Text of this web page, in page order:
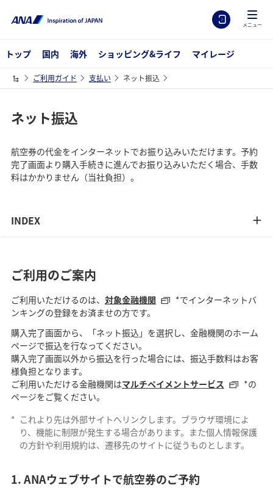
メニュー
トップ 国内 海外 ショッピング&ライフ マイレージ
ご利用ガイド 支払い ネット振込
ネット振込
航空券の代金をインターネットでお振り込みいただけます。予約
完了画面より購入手続きに進んでお振り込みいただく場合、手数
料はかかりません（当社負担）。
INDEX
ご利用のご案内
ご利用いただけるのは、 対象金融機関
*でインターネットバ
ンキングの登録をお済ませの方です。
購入完了画面から、「ネット振込」を選択し、金融機関のホーム
ページで振込を行なってください。
購入完了画面以外から振込を行った場合には、振込手数料はお客
様負担となります。
ご利用いただける金融機関はマルチペイメントサービス
*の
ページをご覧ください。
* これより先は外部サイトへリンクします。ブラウザ環境によ
り、機能に制限が発生する場合があります。また個人情報保護
の方針や利用規約は、遷移先のサイトに従うものとします。
1. ANAウェブサイトで航空券のご予約